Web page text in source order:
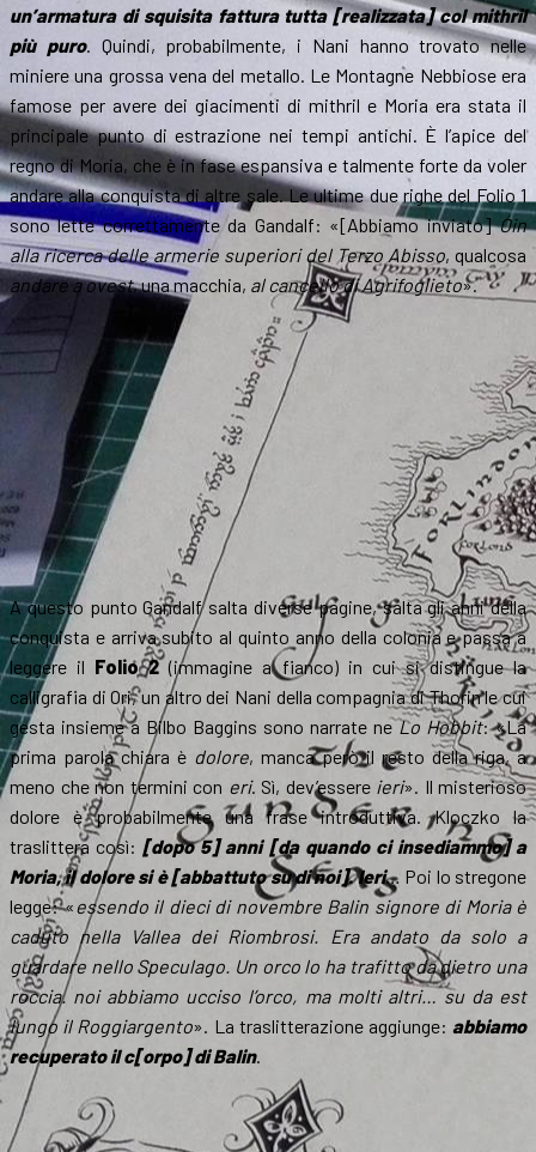
un’armatura di squisita fattura tutta [realizzata] col mithril
più puro. Quindi, probabilmente, i Nani hanno trovato nelle
miniere una grossa vena del metallo. Le Montagne Nebbiose era
famose per avere dei giacimenti di mithril e Moria era stata il
principale punto di estrazione nei tempi antichi. È l’apice del
regno di Moria, che è in fase espansiva e talmente forte da voler
andare alla conquista di altre sale. Le ultime due righe del Folio 1
sono lette correttamente da Gandalf: «[Abbiamo inviato]Óin
alla ricerca delle armerie superiori del Terzo Abisso, qualcosa
andare a ovest, una macchia, al cancello di Agrifoglieto».
A questo punto Gandalf salta diverse pagine, salta gli anni della
conquista e arriva subito al quinto anno della colonia e passa a
leggere il Folio 2(immagine a fianco) in cui si distingue la
calligrafia di Ori, un altro dei Nani della compagnia di Thorin le cui
gesta insieme a Bilbo Baggins sono narrate neLo Hobbit: «La
prima parola chiara è dolore, manca però il resto della riga, a
meno che non termini con eri. Sì, dev’essere ieri». Il misterioso
dolore è probabilmente una frase introduttiva. Kloczko la
traslittera così: [dopo 5] anni [da quando ci insediammo] a
Moria, il dolore si è [abbattuto su di noi]. Ieri… Poi lo stregone
legge: «essendo il dieci di novembre Balin signore di Moria è
caduto nella Vallea dei Riombrosi. Era andato da solo a
guardare nello Speculago. Un orco lo ha trafitto da dietro una
roccia. noi abbiamo ucciso l’orco, ma molti altri… su da est
lungo il Roggiargento». La traslitterazione aggiunge:abbiamo
recuperato il c[orpo] di Balin.